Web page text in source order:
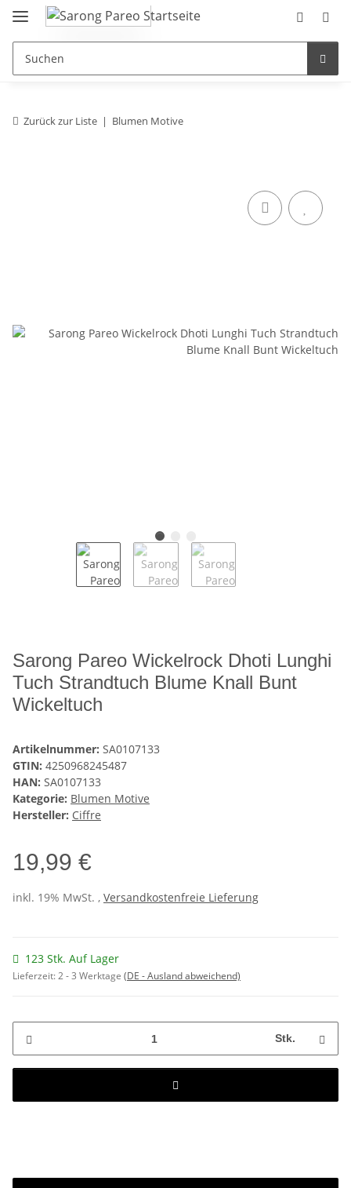
Zurück zur Liste Blumen Motive
Sarong Pareo Wickelrock Dhoti Lunghi
Tuch Strandtuch Blume Knall Bunt
Wickeltuch
Artikelnummer: SA0107133
GTIN: 4250968245487
HAN: SA0107133
Kategorie: Blumen Motive
Hersteller: Ciffre
19,99 €
inkl. 19% MwSt. , Versandkostenfreie Lieferung
123 Stk. Auf Lager
Lieferzeit:2 - 3 Werktage (DE - Ausland abweichend)
Stk.